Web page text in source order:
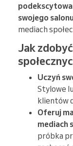
swojego
mediach
Jak
Uczyń
Stylowe
klientów
Oferuj
mediach
próbka